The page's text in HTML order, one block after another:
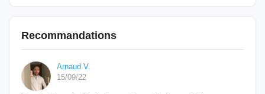
Recommandations
Arnaud V.
15/09/22